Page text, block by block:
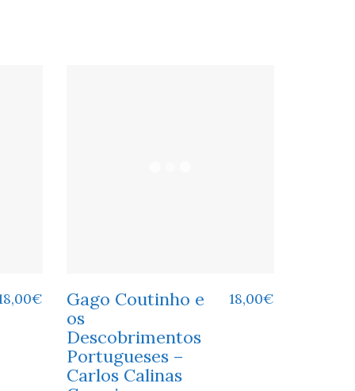
€
Gago Coutinho e
os
Descobrimentos
Portugueses –
Carlos Calinas
18,00€